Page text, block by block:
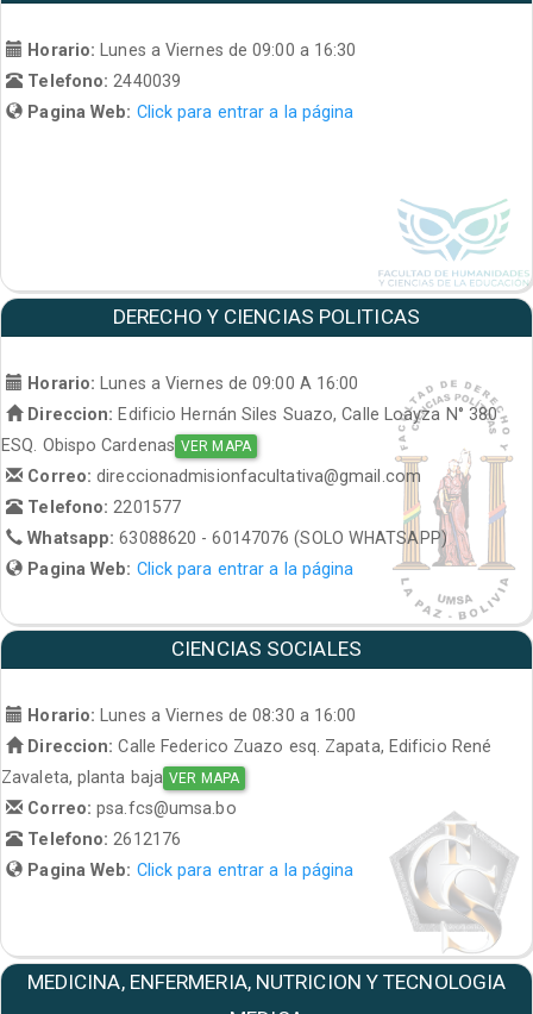
Horario: Lunes a Viernes de 09:00 a 16:30
Telefono:2440039
Pagina Web: Click para entrar a la página
DERECHO Y CIENCIAS POLITICAS
Horario:
Lunes a Viernes de 09:00 A 16:00
Direccion: Edificio Hernán Siles Suazo, Calle Loayza N° 380
ESQ. Obispo Cardenas VER MAPA
Correo:direccionadmisionfacultativa@gmail.com
Telefono: 2201577
Whatsapp:63088620 - 60147076 (SOLO WHATSAPP)
Pagina Web: Click para entrar a la página
CIENCIAS SOCIALES
Horario:
Lunes a Viernes de 08:30 a 16:00
Direccion: Calle Federico Zuazo esq. Zapata, Edificio René
Zavaleta, planta baja VER MAPA
Correo:psa.fcs@umsa.bo
Telefono: 2612176
Pagina Web: Click para entrar a la página
MEDICINA, ENFERMERIA, NUTRICION Y TECNOLOGIA